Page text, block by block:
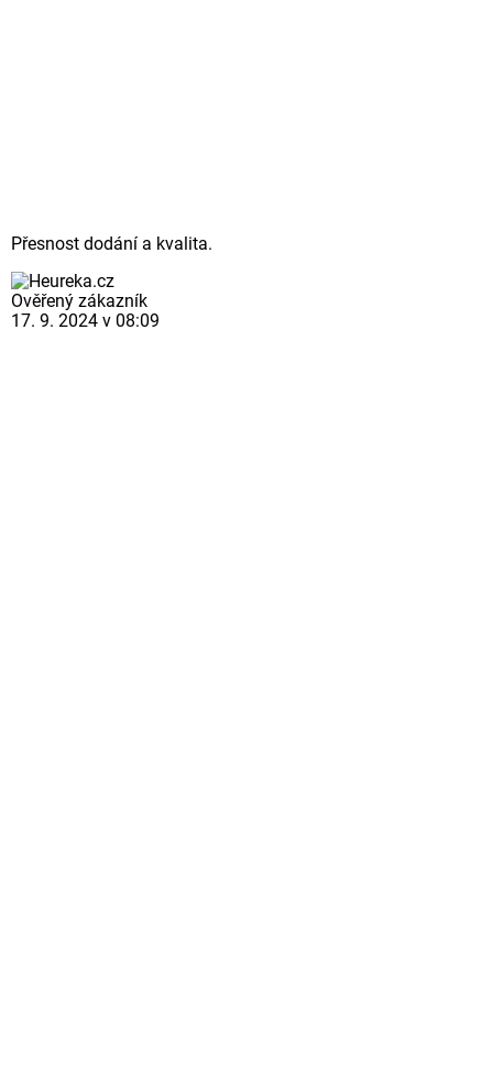
Přesnost dodání a kvalita.
Ověřený zákazník
17. 9. 2024 v 08:09